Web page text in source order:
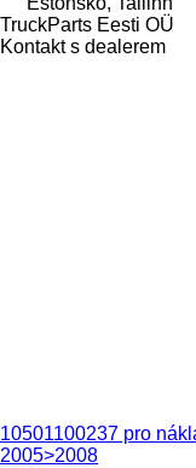
TruckParts Eesti OÜ
Kontakt s dealerem
10501100237 pro
2005>2008